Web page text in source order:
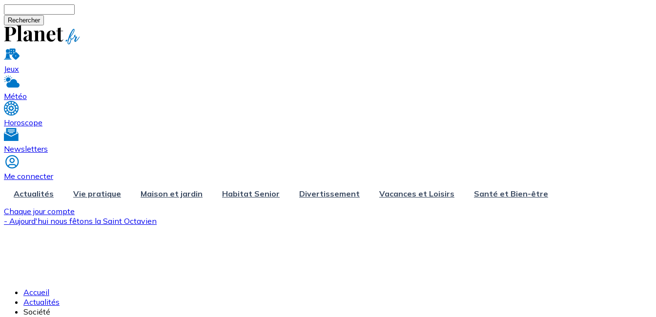
Jeux
Météo
Horoscope
Newsletters
Me connecter
Actualités
Vie pratique Maison et jardin Habitat Senior Divertissement Vacances et Loisirs
Santé et Bien-être
Chaque jour compte
- Aujourd'hui nous fêtons la Saint Octavien
Accueil
Actualités
Société